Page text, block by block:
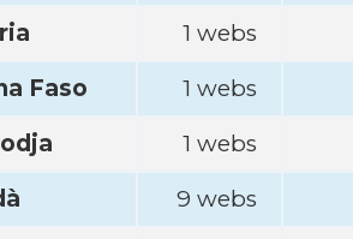
1 webs
Faso
1 webs
1 webs
9 webs